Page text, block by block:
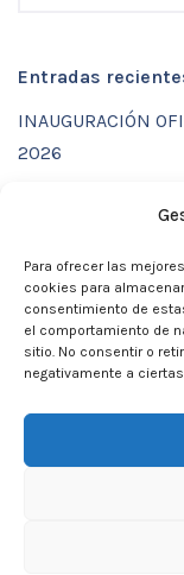
Para ofrecer las
cookies para
consentimiento de
el comportamiento de
sitio. No consentir o
negativamente a
Entradas
INAUGURACIÓN
2026
CALENDARIO
MARTIA 86
ACTIVIDADES DE